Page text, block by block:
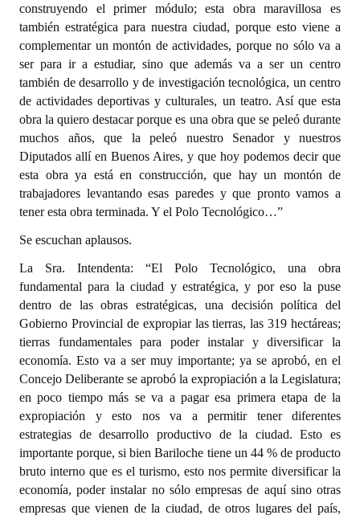
construyendo el primer módulo; esta obra maravillosa es
también estratégica para nuestra ciudad, porque esto viene a
complementar un montón de actividades, porque no sólo va a
ser para ir a estudiar, sino que además va a ser un centro
también de desarrollo y de investigación tecnológica, un centro
de actividades deportivas y culturales, un teatro. Así que esta
obra la quiero destacar porque es una obra que se peleó durante
muchos años, que la peleó nuestro Senador y nuestros
Diputados allí en Buenos Aires, y que hoy podemos decir que
esta obra ya está en construcción, que hay un montón de
trabajadores levantando esas paredes y que pronto vamos a
tener esta obra terminada. Y el Polo Tecnológico…”
Se escuchan aplausos.
La Sra. Intendenta: “El Polo Tecnológico, una obra
fundamental para la ciudad y estratégica, y por eso la puse
dentro de las obras estratégicas, una decisión política del
Gobierno Provincial de expropiar las tierras, las 319 hectáreas;
tierras fundamentales para poder instalar y diversificar la
economía. Esto va a ser muy importante; ya se aprobó, en el
Concejo Deliberante se aprobó la expropiación a la Legislatura;
en poco tiempo más se va a pagar esa primera etapa de la
expropiación y esto nos va a permitir tener diferentes
estrategias de desarrollo productivo de la ciudad. Esto es
importante porque, si bien Bariloche tiene un 44 % de producto
bruto interno que es el turismo, esto nos permite diversificar la
economía, poder instalar no sólo empresas de aquí sino otras
empresas que vienen de la ciudad, de otros lugares del país,